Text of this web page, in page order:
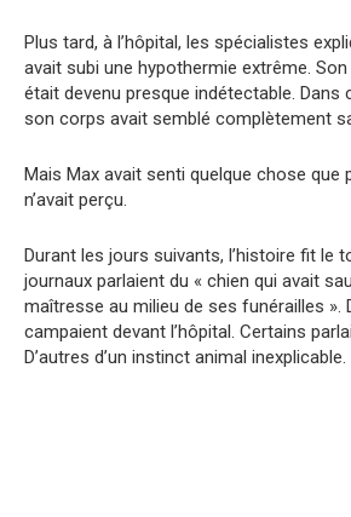
Plus tard, à l’hôpital, les spécialistes
avait subi une hypothermie extrême.
était devenu presque indétectable. Dans
son corps avait semblé complètement
Mais Max avait senti quelque chose que
n’avait perçu.
Durant les jours suivants, l’histoire fit le
journaux parlaient du « chien qui avait
maîtresse au milieu de ses funérailles ».
campaient devant l’hôpital. Certains
D’autres d’un instinct animal inexplicable.